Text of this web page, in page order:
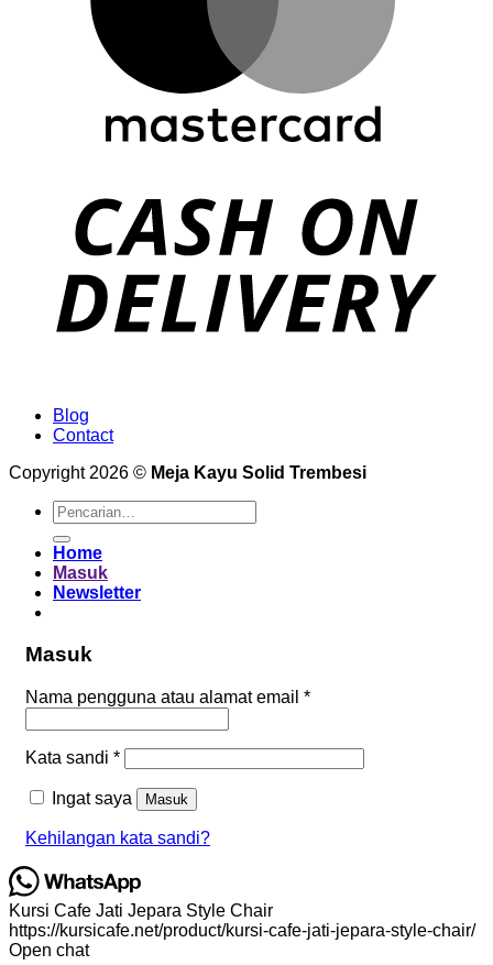
Blog
Contact
Copyright 2026 © Meja Kayu Solid Trembesi
Pencarian
untuk:
Home
Masuk
Newsletter
Masuk
Nama pengguna atau alamat email *Wajib
Kata sandi *Wajib
Ingat saya Masuk
Kehilangan kata sandi?
Kursi Cafe Jati Jepara Style Chair
https://kursicafe.net/product/kursi-cafe-jati-jepara-style-chair/
Open chat